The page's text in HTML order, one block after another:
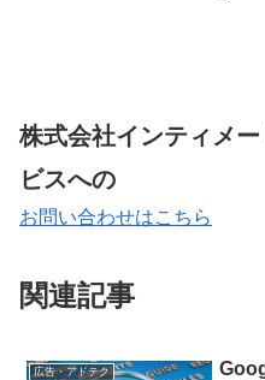
株式会社インティメ
ビスへの
お問い合わせはこちら
関連記事
広告・アドテク